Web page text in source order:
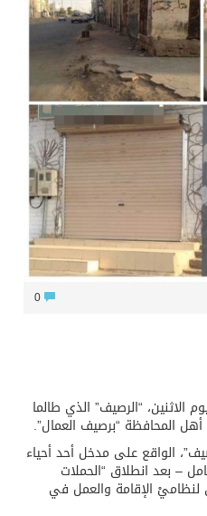
“الرصيف” الذي طالما
“برصيف العمال”.
على مدخل أحد أحياء
انطلاق “الحملات
الإقامة والعمل في